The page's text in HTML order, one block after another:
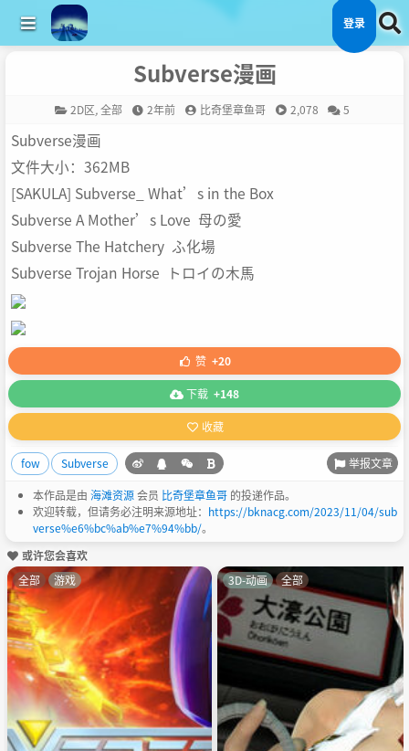
登录
Subverse漫画
2D区,全部 2年前 比奇堡章鱼哥 2,078 5
Subverse漫画
文件大小：362MB
[SAKULA] Subverse_ What’s in the Box
Subverse A Mother’s Love 母の愛
Subverse The Hatchery ふ化場
Subverse Trojan Horse トロイの木馬
赞 +20
下载 +148
收藏
fow Subverse 举报文章
本作品是由 海滩资源会员 比奇堡章鱼哥 的投递作品。
欢迎转载，但请务必注明来源地址： https://bknacg.com/2023/11/04/sub
verse%e6%bc%ab%e7%94%bb/。
或许您会喜欢
全部 游戏 3D-动画 全部